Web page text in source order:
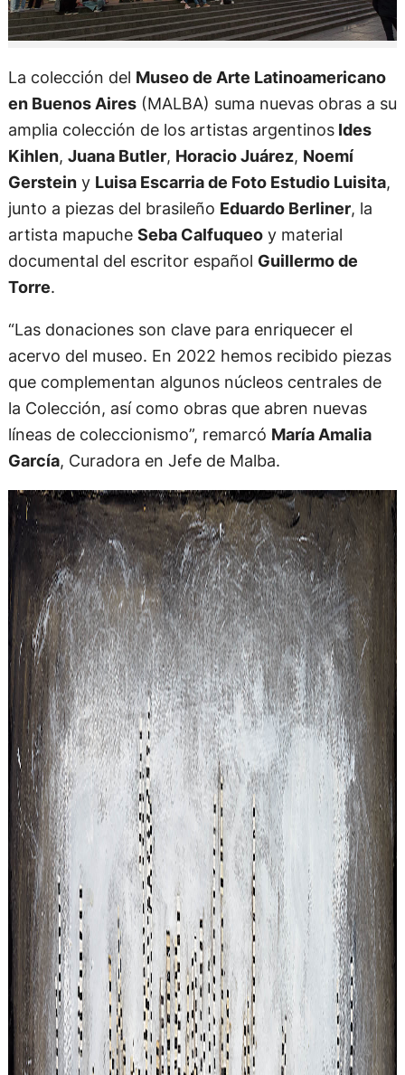
La colección del Museo de Arte Latinoamericano
en Buenos Aires(MALBA) suma nuevas obras a su
amplia colección de los artistas argentinosIdes
Kihlen, Juana Butler, Horacio Juárez, Noemí
Gersteiny Luisa Escarria de Foto Estudio Luisita,
junto a piezas del brasileño Eduardo Berliner, la
artista mapuche Seba Calfuqueoy material
documental del escritor español Guillermo de
Torre.
“Las donaciones son clave para enriquecer el
acervo del museo. En 2022 hemos recibido piezas
que complementan algunos núcleos centrales de
la Colección, así como obras que abren nuevas
líneas de coleccionismo”, remarcó María Amalia
García, Curadora en Jefe de Malba.